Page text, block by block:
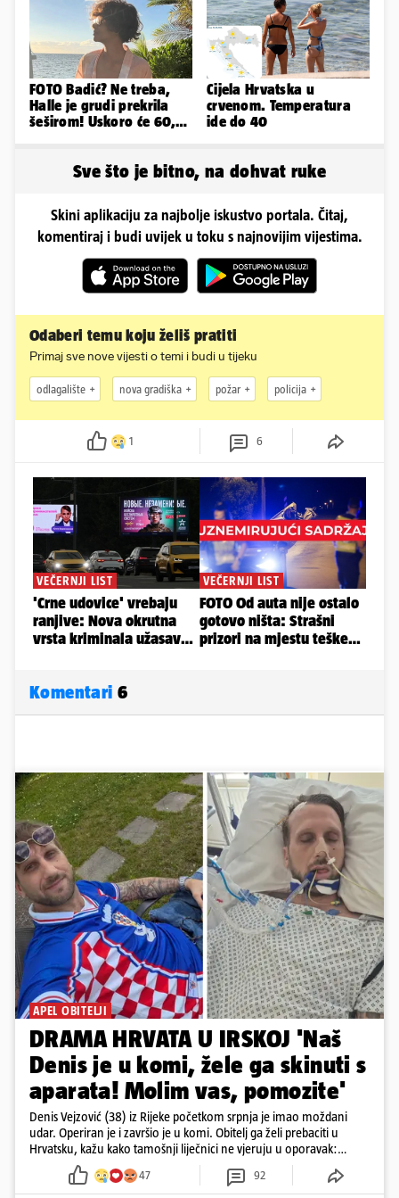
FOTO Badić? Ne treba,
Halle je grudi prekrila
šeširom! Uskoro će 60,
Cijela Hrvatska u
crvenom. Temperatura
ide do 40
Sve što je bitno, na dohvat ruke
Skini aplikaciju za najbolje iskustvo portala. Čitaj,
komentiraj i budi uvijek u toku s najnovijim vijestima.
Odaberi temu koju želiš pratiti
Primaj sve nove vijesti o temi i budi u tijeku
odlagalište nova gradiška požar policija
1 6
Komentari 6
APEL OBITELJI
DRAMA HRVATA U IRSKOJ 'Naš
Denis je u komi, žele ga skinuti s
aparata! Molim vas, pomozite'
Denis Vejzović (38) iz Rijeke početkom srpnja je imao moždani
udar. Operiran je i završio je u komi. Obitelj ga želi prebaciti u
Hrvatsku, kažu kako tamošnji liječnici ne vjeruju u oporavak:
'Imamo 72 sata'
47 92